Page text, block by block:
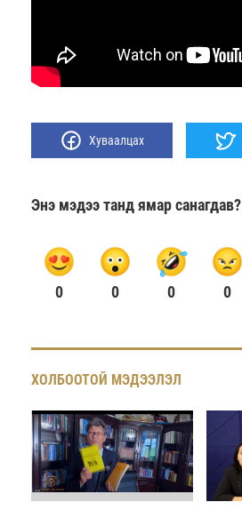
Хуваалцах
Энэ мэдээ танд ямар санагдав?
0 0 0 0
ХОЛБООТОЙ МЭДЭЭЛЭЛ